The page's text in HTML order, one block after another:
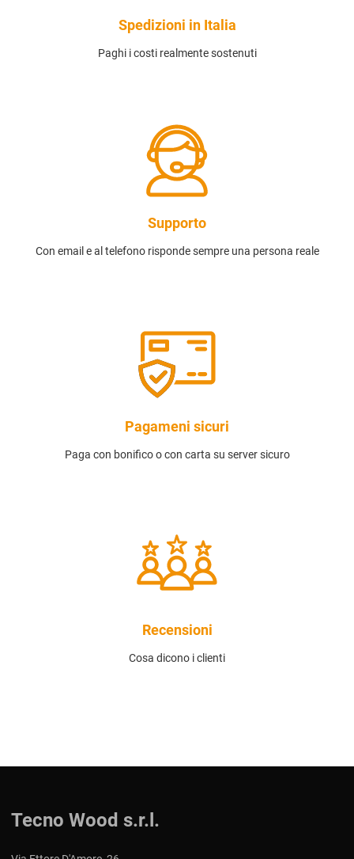
Spedizioni in Italia
Paghi i costi realmente sostenuti
Supporto
Con email e al telefono risponde sempre una persona reale
Pagameni sicuri
Paga con bonifico o con carta su server sicuro
Recensioni
Cosa dicono i clienti
Tecno Wood s.r.l.